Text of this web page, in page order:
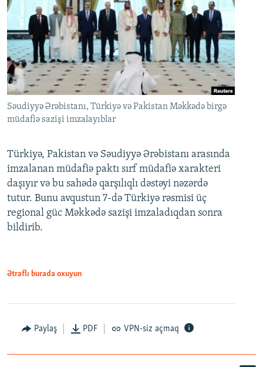
Səudiyyə Ərəbistanı, Türkiyə və Pakistan Məkkədə birgə
müdafiə sazişi imzalayıblar
Türkiyə, Pakistan və Səudiyyə Ərəbistanı arasında
imzalanan müdafiə paktı sırf müdafiə xarakteri
daşıyır və bu sahədə qarşılıqlı dəstəyi nəzərdə
tutur. Bunu avqustun 7-də Türkiyə rəsmisi üç
regional güc Məkkədə sazişi imzaladıqdan sonra
bildirib.
Ətraflı burada oxuyun
Paylaş PDF VPN-siz açmaq